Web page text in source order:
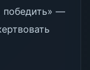
победить» —